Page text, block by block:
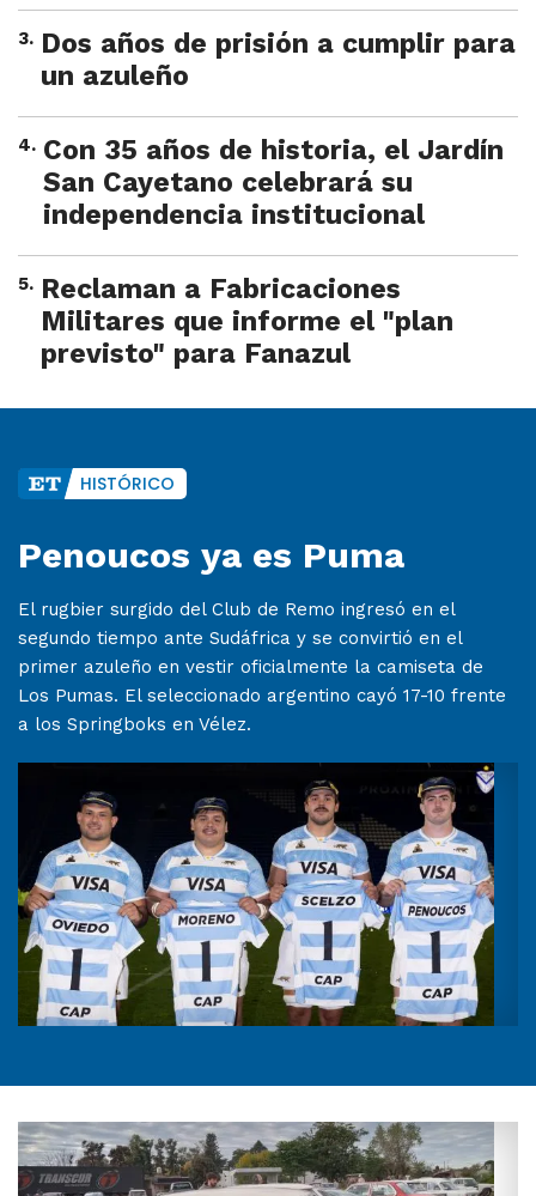
3. Dos años de prisión a cumplir para
un azuleño
4. Con 35 años de historia, el Jardín
San Cayetano celebrará su
independencia institucional
5. Reclaman a Fabricaciones
Militares que informe el "plan
previsto" para Fanazul
HISTÓRICO
Penoucos ya es Puma
El rugbier surgido del Club de Remo ingresó en el
segundo tiempo ante Sudáfrica y se convirtió en el
primer azuleño en vestir oficialmente la camiseta de
Los Pumas. El seleccionado argentino cayó 17-10 frente
a los Springboks en Vélez.